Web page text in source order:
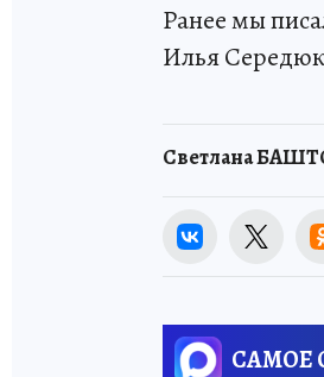
Ранее мы
Илья Середюк
Светлана
САМОЕ